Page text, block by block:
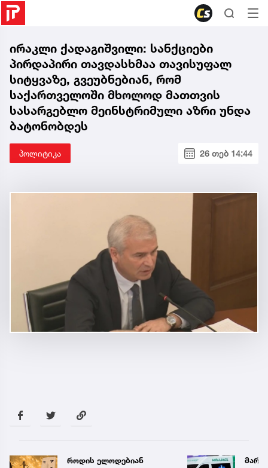
ირაკლი ქადაგიშვილი: სანქციები
პირდაპირი თავდასხმაა თავისუფალ
სიტყვაზე, გვეუბნებიან, რომ
საქართველოში მხოლოდ მათთვის
სასარგებლო მეინსტრიმული აზრი უნდა
ბატონობდეს
პოლიტიკა 26 თებ 14:44
მარტვილში კრაზანის
რა